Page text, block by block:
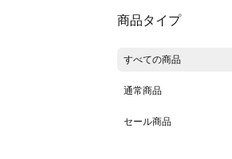
商品タイプ
すべての商品
通常商品
セール商品